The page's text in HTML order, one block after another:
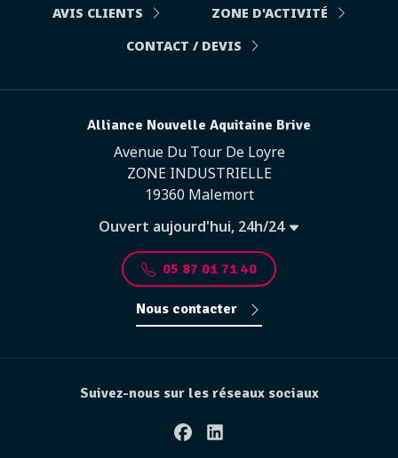
AVIS CLIENTS
ZONE D'ACTIVITÉ
CONTACT / DEVIS
Alliance Nouvelle Aquitaine Brive
Avenue Du Tour De Loyre
ZONE INDUSTRIELLE
19360 Malemort
Ouvert aujourd'hui, 24h/24
05 87 01 71 40
Nous contacter
Suivez-nous sur les réseaux sociaux
FacebookLinkedin